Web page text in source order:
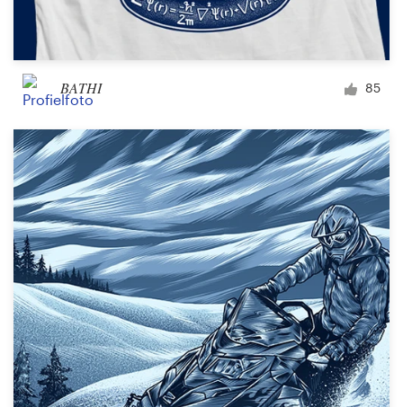
BATHI 85
99designs Pro
Ontvang
een
ontwerp
Logo-ontwerp
Visitekaartje
Webdesign
Merkgids
Blader door alle categorieën